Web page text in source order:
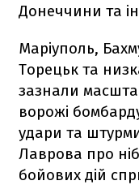
Донеччини та
Маріуполь,
Торецьк та
зазнали
ворожі
удари та
Лаврова про
бойових дій